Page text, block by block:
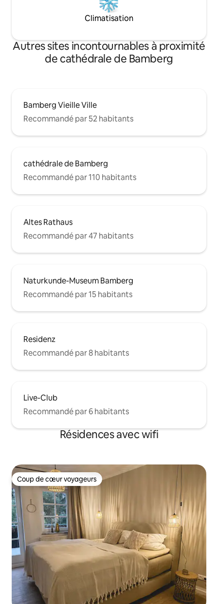
Climatisation
Autres sites incontournables à proximité
de cathédrale de Bamberg
Bamberg Vieille Ville
Recommandé par 52 habitants
cathédrale de Bamberg
Recommandé par 110 habitants
Altes Rathaus
Recommandé par 47 habitants
Naturkunde-Museum Bamberg
Recommandé par 15 habitants
Residenz
Recommandé par 8 habitants
Live-Club
Recommandé par 6 habitants
Résidences avec wifi
Coup de cœur voyageurs
Coup de cœur voyageurs